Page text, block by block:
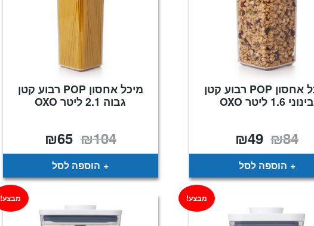
מיכל אחסון POP רבוע קטן
בינוני 1.6 ליטר OXO
₪84 המחיר
המקורי
היה:
₪84.
₪49
הוא:
הוספה לסל
מיכל אחסון POP רבוע קטן
גבוה 2.1 ליטר OXO
₪104 המחיר
המקורי
היה:
₪104.
₪65
הוא:
הוספה לסל
מבצע! מבצע!